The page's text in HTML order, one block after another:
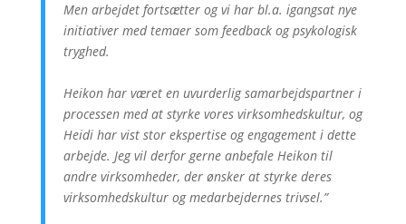
Men arbejdet fortsætter og vi har bl.a. igangsat nye
initiativer med temaer som feedback og psykologisk
tryghed.
Heikon har været en uvurderlig samarbejdspartner i
processen med at styrke vores virksomhedskultur, og
Heidi har vist stor ekspertise og engagement i dette
arbejde. Jeg vil derfor gerne anbefale Heikon til
andre virksomheder, der ønsker at styrke deres
virksomhedskultur og medarbejdernes trivsel.”